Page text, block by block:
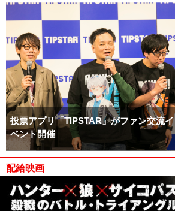
投票アプリ「TIPSTAR」がファン交流イ
ベント開催
配給映画